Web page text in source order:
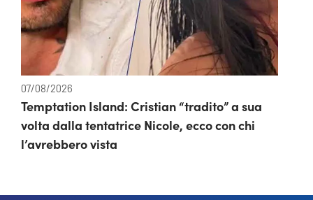
07/08/2026
Temptation Island: Cristian “tradito” a sua
volta dalla tentatrice Nicole, ecco con chi
l’avrebbero vista